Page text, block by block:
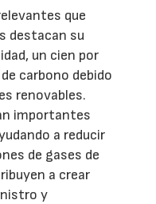
que
destacan su
un cien por
carbono debido
renovables.
importantes
a reducir
de gases de
a crear
y